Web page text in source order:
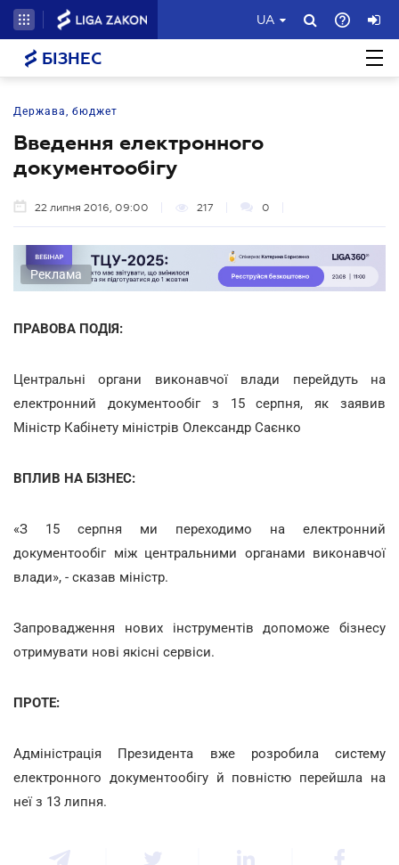
UA
БІЗНЕС
Держава, бюджет
Введення електронного
документообігу
22 липня 2016, 09:00 217 0
Реклама
ПРАВОВА ПОДІЯ:
Центральні органи виконавчої влади перейдуть на
електронний документообіг з 15 серпня, як заявив
Міністр Кабінету міністрів Олександр Саєнко
ВПЛИВ НА БІЗНЕС:
«З 15 серпня ми переходимо на електронний
документообіг між центральними органами виконавчої
влади», - сказав міністр.
Запровадження нових інструментів допоможе бізнесу
отримувати нові якісні сервіси.
ПРОТЕ:
Адміністрація Президента вже розробила систему
електронного документообігу й повністю перейшла на
неї з 13 липня.